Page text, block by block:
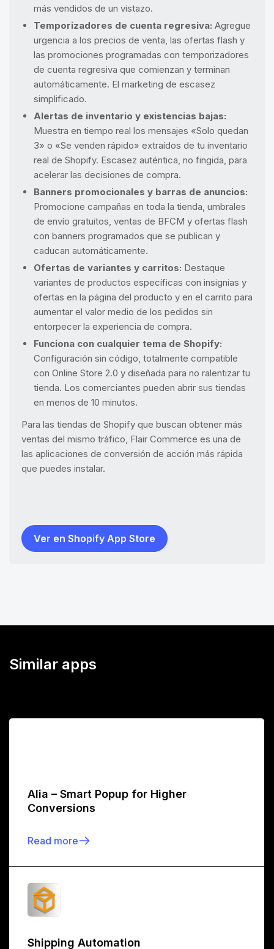
más vendidos de un vistazo.
Temporizadores de cuenta regresiva: Agregue
urgencia a los precios de venta, las ofertas flash y
las promociones programadas con temporizadores
de cuenta regresiva que comienzan y terminan
automáticamente. El marketing de escasez
simplificado.
Alertas de inventario y existencias bajas:
Muestra en tiempo real los mensajes «Solo quedan
3» o «Se venden rápido» extraídos de tu inventario
real de Shopify. Escasez auténtica, no fingida, para
acelerar las decisiones de compra.
Banners promocionales y barras de anuncios:
Promocione campañas en toda la tienda, umbrales
de envío gratuitos, ventas de BFCM y ofertas flash
con banners programados que se publican y
caducan automáticamente.
Ofertas de variantes y carritos: Destaque
variantes de productos específicas con insignias y
ofertas en la página del producto y en el carrito para
aumentar el valor medio de los pedidos sin
entorpecer la experiencia de compra.
Funciona con cualquier tema de Shopify:
Configuración sin código, totalmente compatible
con Online Store 2.0 y diseñada para no ralentizar tu
tienda. Los comerciantes pueden abrir sus tiendas
en menos de 10 minutos.
Para las tiendas de Shopify que buscan obtener más
ventas del mismo tráfico, Flair Commerce es una de
las aplicaciones de conversión de acción más rápida
que puedes instalar.
Ver en Shopify App Store
Similar apps
Alia – Smart Popup for Higher
Conversions
Read more
Shipping Automation